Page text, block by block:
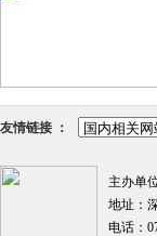
友情链接 ：
主办单
地址：
电话：